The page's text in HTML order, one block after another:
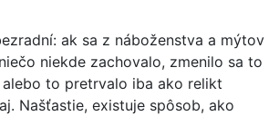
ak sa z náboženstva a mýtov
niekde zachovalo, zmenilo sa to
alebo to pretrvalo iba ako relikt
Našťastie, existuje spôsob, ako